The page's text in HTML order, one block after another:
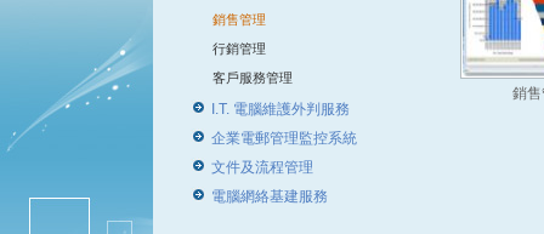
銷售管理
行銷管理
客戶服務管理
I.T. 電腦維護外判服務
企業電郵管理監控系統
文件及流程管理
電腦網絡基建服務
銷